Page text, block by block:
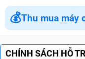
💰Thu mua máy
CHÍNH SÁCH HỖ